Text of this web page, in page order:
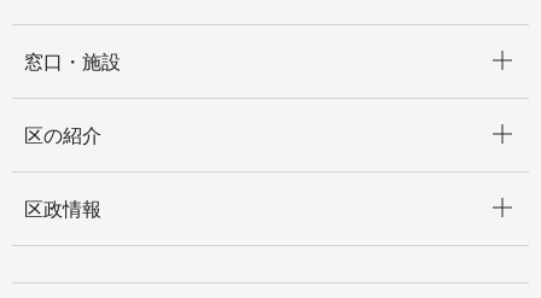
窓口・施設
区の紹介
区政情報